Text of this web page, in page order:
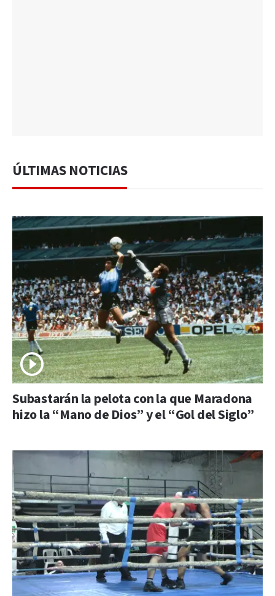
ÚLTIMAS NOTICIAS
Subastarán la pelota con la que Maradona
hizo la “Mano de Dios” y el “Gol del Siglo”